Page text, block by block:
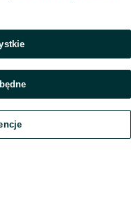
Czat Konto